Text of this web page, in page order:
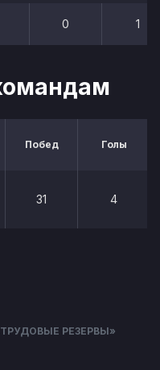
0 1
Побед Голы
31 4
РЕЗЕРВЫ»